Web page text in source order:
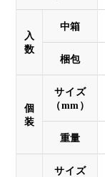
入
数
中箱
梱包
個
装
サイズ
（mm）
重量
サイズ